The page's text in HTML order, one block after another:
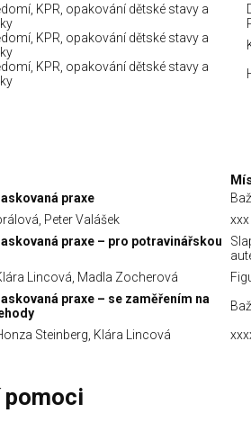
KPR, opakování dětské stavy a
KPR, opakování dětské stavy a
KPR, opakování dětské stavy a
praxe
Peter Valášek
xxx
praxe – pro potravinářskou
Lincová, Madla Zocherová
praxe – se zaměřením na
Steinberg, Klára Lincová
pomoci